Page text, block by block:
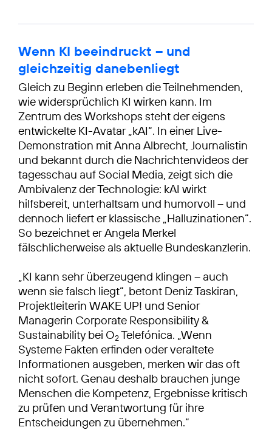
Wenn KI beeindruckt – und
gleichzeitig danebenliegt
Gleich zu Beginn erleben die Teilnehmenden,
wie widersprüchlich KI wirken kann. Im
Zentrum des Workshops steht der eigens
entwickelte KI-Avatar „kAI“. In einer Live-
Demonstration mit Anna Albrecht, Journalistin
und bekannt durch die Nachrichtenvideos der
tagesschau auf Social Media, zeigt sich die
Ambivalenz der Technologie: kAI wirkt
hilfsbereit, unterhaltsam und humorvoll – und
dennoch liefert er klassische „Halluzinationen“.
So bezeichnet er Angela Merkel
fälschlicherweise als aktuelle Bundeskanzlerin.
„KI kann sehr überzeugend klingen – auch
wenn sie falsch liegt“, betont Deniz Taskiran,
Projektleiterin WAKE UP! und Senior
Managerin Corporate Responsibility &
Sustainability bei O2Telefónica. „Wenn
Systeme Fakten erfinden oder veraltete
Informationen ausgeben, merken wir das oft
nicht sofort. Genau deshalb brauchen junge
Menschen die Kompetenz, Ergebnisse kritisch
zu prüfen und Verantwortung für ihre
Entscheidungen zu übernehmen.“